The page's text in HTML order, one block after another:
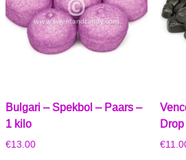
Bulgari – Spekbol – Paars –
1 kilo
€13.00 €